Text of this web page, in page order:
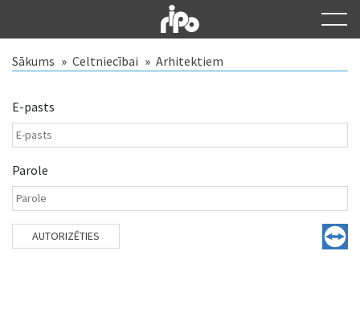
Sākums Celtniecībai Arhitektiem
E-pasts
Parole
AUTORIZĒTIES